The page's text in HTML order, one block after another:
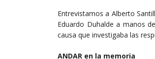
Entrevistamos a Alberto
Eduardo Duhalde a manos
causa que investigaba las
ANDAR en la memoria